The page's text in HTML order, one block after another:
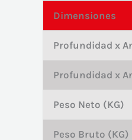
Dimensiones
Profundidad x
Profundidad x
Peso Neto (KG)
Peso Bruto (KG)